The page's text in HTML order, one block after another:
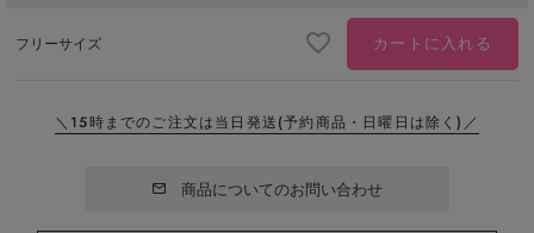
フリーサイズ カートに入れる
＼15時までのご注文は当日発送(予約商品・日曜日は除く)／
商品についてのお問い合わせ